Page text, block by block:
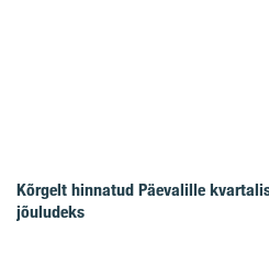
Kõrgelt hinnatud Päevalille
jõuludeks